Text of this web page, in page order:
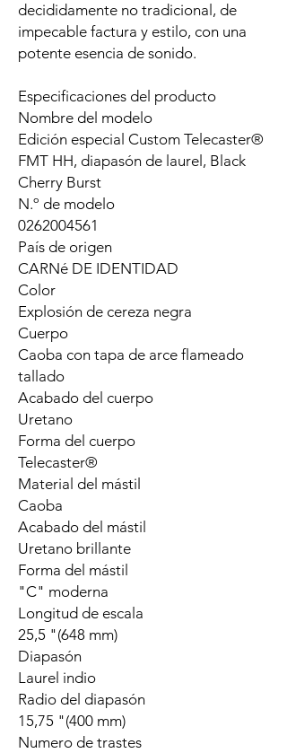
decididamente no tradicional, de
impecable factura y estilo, con una
potente esencia de sonido.
Especificaciones del producto
Nombre del modelo
Edición especial Custom Telecaster®
FMT HH, diapasón de laurel, Black
Cherry Burst
N.º de modelo
0262004561
País de origen
CARNé DE IDENTIDAD
Color
Explosión de cereza negra
Cuerpo
Caoba con tapa de arce flameado
tallado
Acabado del cuerpo
Uretano
Forma del cuerpo
Telecaster®
Material del mástil
Caoba
Acabado del mástil
Uretano brillante
Forma del mástil
"C" moderna
Longitud de escala
25,5 "(648 mm)
Diapasón
Laurel indio
Radio del diapasón
15,75 "(400 mm)
Numero de trastes